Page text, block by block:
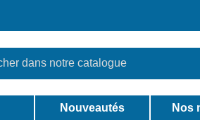
Nouveautés Nos